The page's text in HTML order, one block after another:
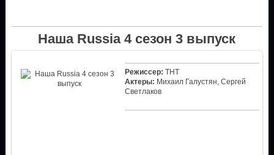
Наша Russia 4 сезон 3 выпуск
Режиссер: ТНТ
Актеры: Михаил Галустян, Сергей
Светлаков